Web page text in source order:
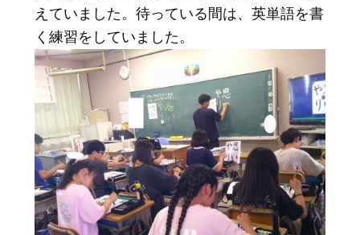
えていました。待っている間は、英単語を書
く練習をしていました。